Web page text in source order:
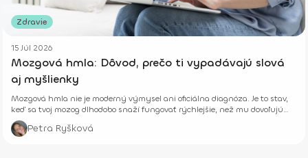
Zdravie
15 Júl 2026
Mozgová hmla: Dôvod, prečo ti vypadávajú slová
aj myšlienky
Mozgová hmla nie je moderný výmysel ani oficiálna diagnóza. Je to stav,
keď sa tvoj mozog dlhodobo snaží fungovať rýchlejšie, než mu dovoľujú
jeho biologické limity.
Petra Ryšková